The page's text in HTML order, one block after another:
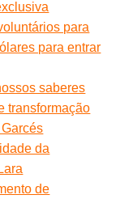
para
para entrar
saberes
transformação
da
de